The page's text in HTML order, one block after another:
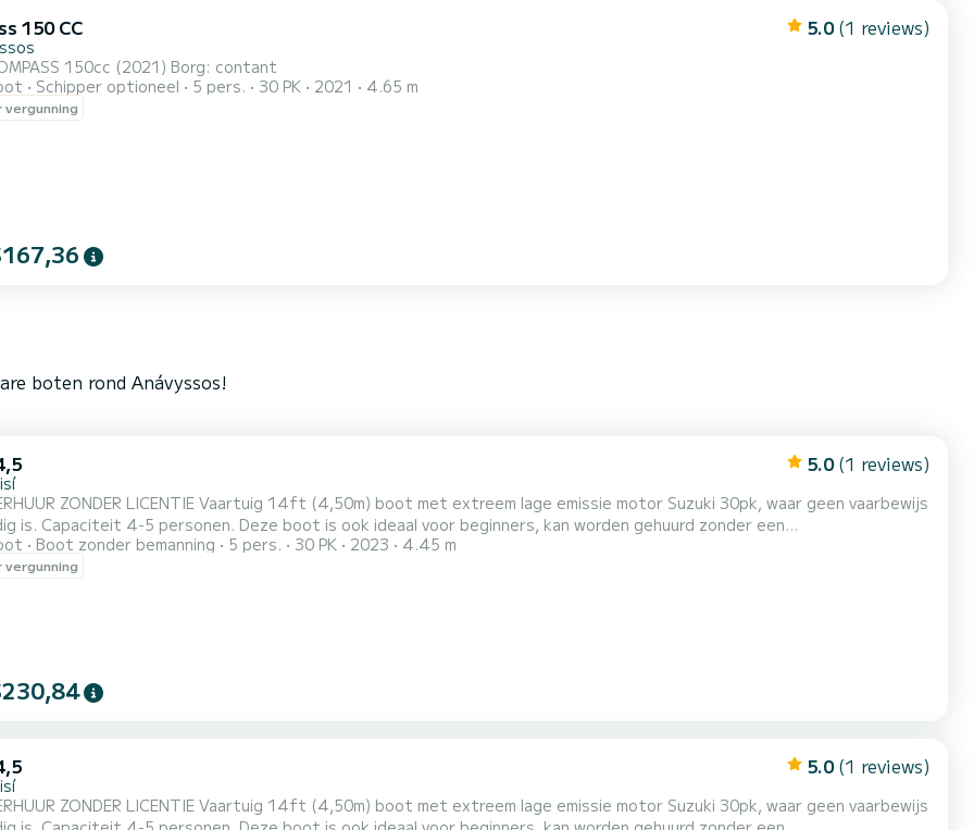
150 CC 5.0 (1 reviews)
Boot: COMPASS 150cc (2021) Borg: contant
Schipper optioneel 5 pers. 30 PK 2021 4.65 m
vergunning
boten rond Anávyssos!
5.0 (1 reviews)
ZONDER LICENTIE Vaartuig 14ft (4,50m) boot met extreem lage emissie motor Suzuki 30pk, waar geen vaarbewijs
kan worden gehuurd zonder een
en heeft niets te benijden van een speedboot. Hij is comfortabel, ruim, gemakkelijk te besturen en biedt
plaats aan een gezin of groep van 4 personen. Volgens de wet mogen ze tot 4 mijl van de kust varen. We bieden ook
Boot zonder bemanning 5 pers. 30 PK 2023 4.45 m
vergunning
5.0 (1 reviews)
ZONDER LICENTIE Vaartuig 14ft (4,50m) boot met extreem lage emissie motor Suzuki 30pk, waar geen vaarbewijs